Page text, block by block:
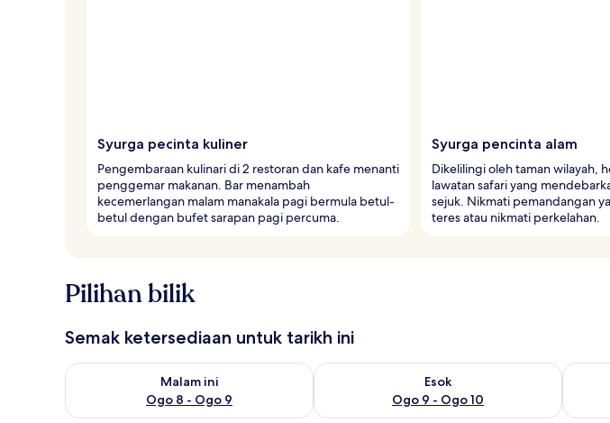
Syurga pecinta kuliner
Pengembaraan kulinari di 2 restoran dan kafe menanti
penggemar makanan. Bar menambah
kecemerlangan malam manakala pagi bermula betul-
betul dengan bufet sarapan pagi percuma.
Syurga pencinta alam
Dikelilingi oleh taman wilayah,
lawatan safari yang
sejuk. Nikmati pemandangan
teres atau nikmati perkelahan.
Pilihan bilik
Semak ketersediaan untuk tarikh ini
Malam ini
Ogo 8 - Ogo 9
Semak ketersediaan untuk malam ini Ogo 8 - Ogo 9
Esok
Ogo 9 - Ogo 10
Semak ketersediaan untuk esok Ogo 9 - Ogo